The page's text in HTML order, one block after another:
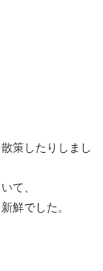
策したりしまし
て、
鮮でした。